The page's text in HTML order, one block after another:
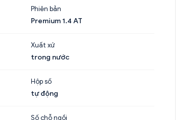
Phiên bản
Premium 1.4 AT
Xuất xứ
trong nước
Hộp số
tự động
Số chỗ ngồi